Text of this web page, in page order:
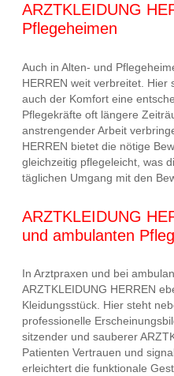
ARZTKLEIDUNG
Pflegeheimen
Auch in Alten- und
HERREN weit verbreitet.
auch der Komfort eine
Pflegekräfte oft längere
anstrengender Arbeit
HERREN bietet die nötige
gleichzeitig pflegeleicht, was
täglichen Umgang mit den
ARZTKLEIDUNG
und ambulanten
In Arztpraxen und bei
ARZTKLEIDUNG HERREN
Kleidungsstück. Hier steht
professionelle
sitzender und sauberer
Patienten Vertrauen und
erleichtert die funktionale